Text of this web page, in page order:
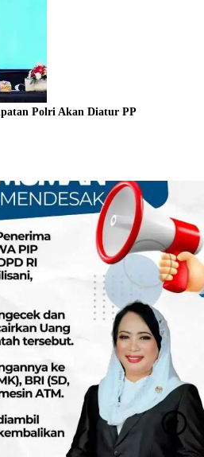
Polri Akan Diatur PP